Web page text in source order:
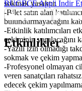
sokmak yasaktır.
-Bilet satın alan
bulundurmayacağını
-Etkinlik katılımcıları
çekiminin yapılacağını
-Yazılı izin olmadığı
sokmak ve çekim
-Profesyonel olmayan
veren sanatçıları
edecek çekim
BUGECE App'i İndir
Etkinlikler